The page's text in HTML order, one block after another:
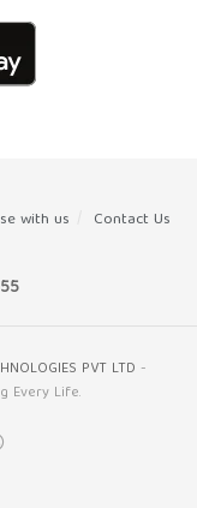
with us Contact Us
PVT LTD -
Every Life.